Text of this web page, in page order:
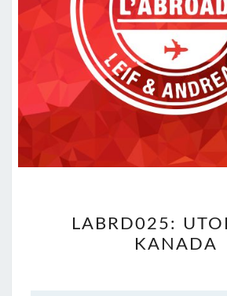
IN
LABRD025:
KANADA